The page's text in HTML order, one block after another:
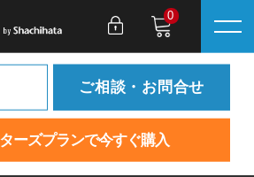
ご相談・お問合せ
ーズプランで今すぐ購入
0